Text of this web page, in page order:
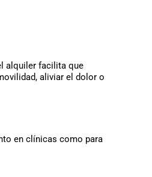
alquiler facilita que
aliviar el dolor o
en clínicas como para